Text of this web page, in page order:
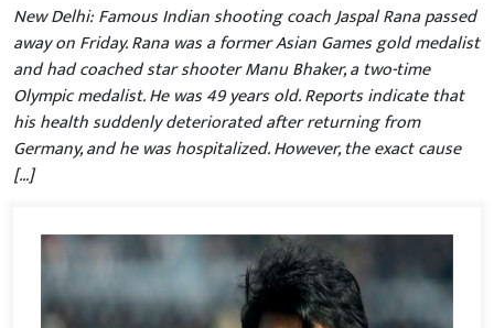
New Delhi: Famous Indian shooting coach Jaspal Rana passed
away on Friday. Rana was a former Asian Games gold medalist
and had coached star shooter Manu Bhaker, a two-time
Olympic medalist. He was 49 years old. Reports indicate that
his health suddenly deteriorated after returning from
Germany, and he was hospitalized. However, the exact cause
[…]